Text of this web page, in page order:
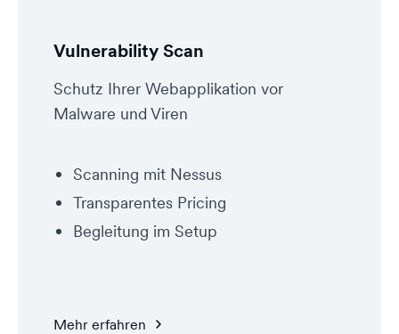
Vulnerability Scan
Schutz Ihrer Webapplikation vor
Malware und Viren
Scanning mit Nessus
Transparentes Pricing
Begleitung im Setup​
Mehr erfahren